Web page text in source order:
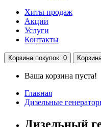
Хиты продаж
Акции
Услуги
Контакты
Корзинапокупок: 0
Ваша корзина пуста!
Главная
Дизельные
Дизельный